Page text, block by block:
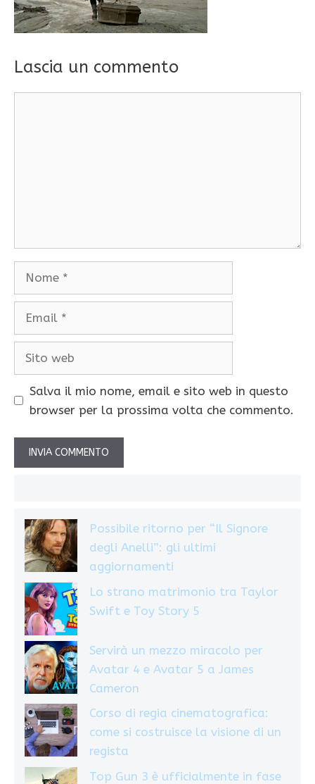
Lascia un commento
Salva il mio nome, email e sito web in questo
browser per la prossima volta che commento.
Possibile ritorno per “Il Signore
degli Anelli”: gli ultimi
aggiornamenti
Lo strano matrimonio tra Taylor
Swift e Toy Story 5
Servirà un mezzo miracolo per
Avatar 4 e Avatar 5 a James
Cameron
Corso di regia cinematografica:
come si costruisce la visione di un
regista
Top Gun 3 è ufficialmente in fase